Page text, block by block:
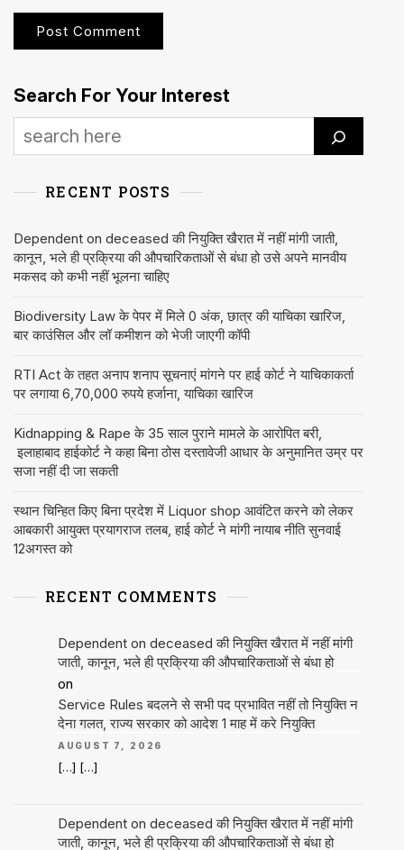
Search For Your Interest
RECENT POSTS
Dependent on deceased की नियुक्ति खैरात में नहीं मांगी जाती,
कानून, भले ही प्रक्रिया की औपचारिकताओं से बंधा हो उसे अपने मानवीय
मकसद को कभी नहीं भूलना चाहिए
Biodiversity Law के पेपर में मिले 0 अंक, छात्र की याचिका खारिज,
बार काउंसिल और लॉ कमीशन को भेजी जाएगी कॉपी
RTI Act के तहत अनाप शनाप सूचनाएं मांगने पर हाई कोर्ट ने याचिकाकर्ता
पर लगाया 6,70,000 रुपये हर्जाना, याचिका खारिज
Kidnapping & Rape के 35 साल पुराने मामले के आरोपित बरी,
इलाहाबाद हाईकोर्ट ने कहा बिना ठोस दस्तावेजी आधार के अनुमानित उम्र पर
सजा नहीं दी जा सकती
स्थान चिन्हित किए बिना प्रदेश में Liquor shop आवंटित करने को लेकर
आबकारी आयुक्त प्रयागराज तलब, हाई कोर्ट ने मांगी नायाब नीति सुनवाई
12अगस्त को
RECENT COMMENTS
Dependent on deceased की नियुक्ति खैरात में नहीं मांगी
जाती, कानून, भले ही प्रक्रिया की औपचारिकताओं से बंधा हो
on
Service Rules बदलने से सभी पद प्रभावित नहीं तो नियुक्ति न
देना गलत, राज्य सरकार को आदेश 1 माह में करे नियुक्ति
AUGUST 7, 2026
[…] […]
Dependent on deceased की नियुक्ति खैरात में नहीं मांगी
जाती, कानून, भले ही प्रक्रिया की औपचारिकताओं से बंधा हो